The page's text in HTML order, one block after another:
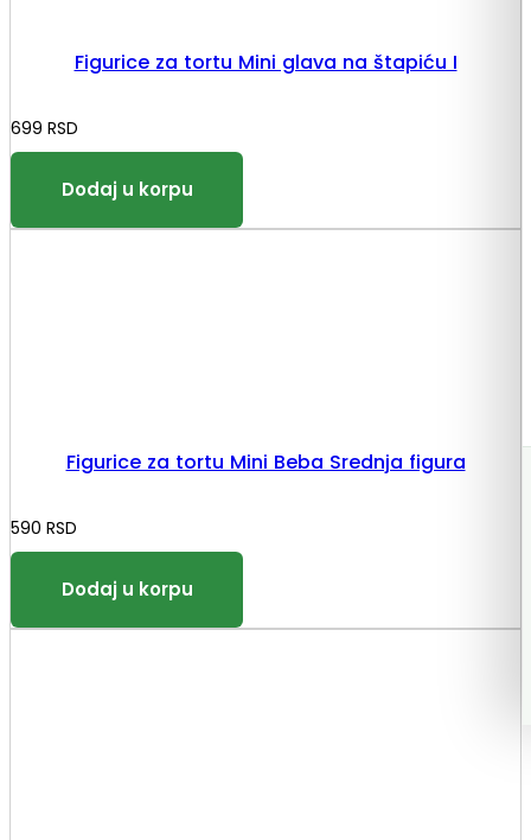
Figurice za tortu Mini glava na štapiću I
699 RSD
Figurice za tortu Mini Beba Srednja figura
590 RSD